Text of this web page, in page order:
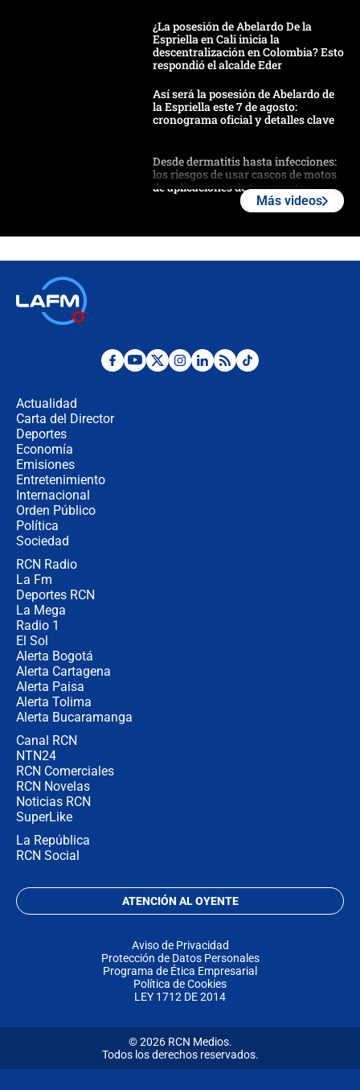
¿La posesión de Abelardo De la
Espriella en Cali inicia la
descentralización en Colombia? Esto
respondió el alcalde Eder
Así será la posesión de Abelardo de
la Espriella este 7 de agosto:
cronograma oficial y detalles clave
Desde dermatitis hasta infecciones:
los riesgos de usar cascos de motos
de aplicaciones de transporte
Posesión de Abelardo De La Espriella
Más videos
Actualidad
Carta del Director
Deportes
Economía
Emisiones
Entretenimiento
Internacional
Orden Público
Política
Sociedad
RCN Radio
La Fm
Deportes RCN
La Mega
Radio 1
El Sol
Alerta Bogotá
Alerta Cartagena
Alerta Paisa
Alerta Tolima
Alerta Bucaramanga
Canal RCN
NTN24
RCN Comerciales
RCN Novelas
Noticias RCN
SuperLike
La República
RCN Social
ATENCIÓN AL OYENTE
Aviso de Privacidad
Protección de Datos Personales
Programa de Ética Empresarial
Política de Cookies
LEY 1712 DE 2014
© 2026 RCN Medios.
Todos los derechos reservados.